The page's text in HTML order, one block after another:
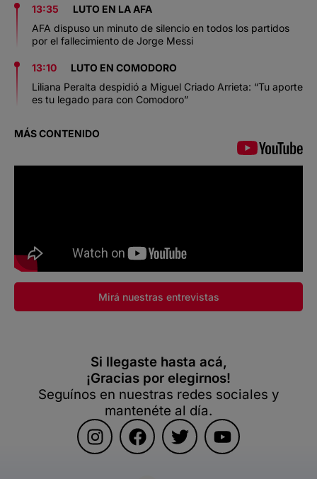
13:35
LUTO EN LA AFA
AFA dispuso un minuto de silencio en todos los partidos
por el fallecimiento de Jorge Messi
13:10
LUTO EN COMODORO
Liliana Peralta despidió a Miguel Criado Arrieta: “Tu aporte
es tu legado para con Comodoro”
MÁS CONTENIDO
Mirá nuestras entrevistas
Si llegaste hasta acá,
¡Gracias por elegirnos!
Seguínos en nuestras redes sociales y
mantenéte al día.